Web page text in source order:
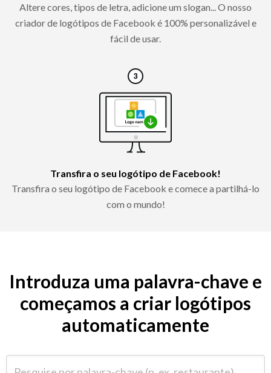
Altere cores, tipos de letra, adicione um slogan... O nosso
criador de logótipos de Facebook é 100% personalizável e
fácil de usar.
Transfira o seu logótipo de Facebook!
Transfira o seu logótipo de Facebook e comece a partilhá-lo
com o mundo!
Introduza uma palavra-chave e
começamos a criar logótipos
automaticamente